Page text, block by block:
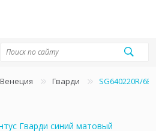
Венеция Гварди SG640220R/